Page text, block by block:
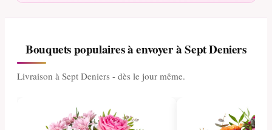
Bouquets populaires à envoyer à Sept Deniers
Livraison à Sept Deniers - dès le jour même.